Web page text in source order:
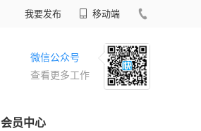
我要发布 移动端
微信公众号
查看更多工作
会员中心